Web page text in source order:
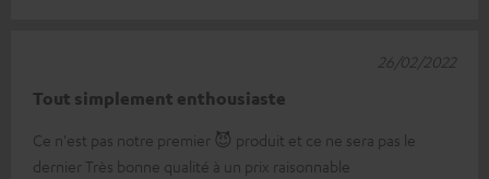
Tout simplement enthousiaste
Ce n'est pas notre premier 😈 produit et ce ne sera pas le
dernier Très bonne qualité à un prix raisonnable
26/02/2022